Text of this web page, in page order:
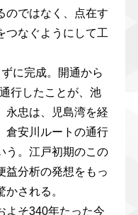
のではなく、点在す
つなぐようにして工
に完成。開通から
行したことが、池
永忠は、児島湾を経
倉安川ルートの通行
う。江戸初期のこの
益分析の発想をもっ
される。
よそ340年たった今